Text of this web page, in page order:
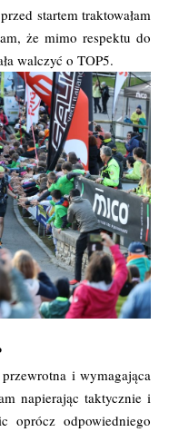
startem traktowałam
że mimo respektu do
walczyć o TOP5.
i wymagająca
napierając taktycznie i
oprócz odpowiedniego